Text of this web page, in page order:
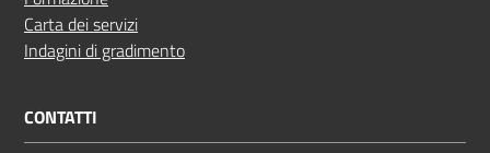
Carta dei servizi
Indagini di gradimento
CONTATTI